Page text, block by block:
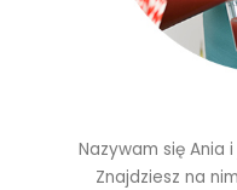
Nazywam się
Znajdziesz na